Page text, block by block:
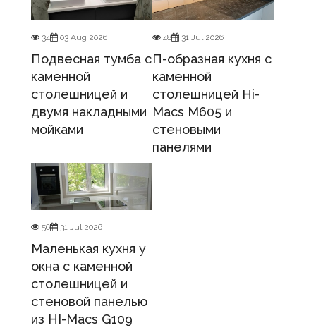
34 03 Aug 2026
Подвесная тумба с
каменной
столешницей и
двумя накладными
мойками
48 31 Jul 2026
П-образная кухня с
каменной
столешницей Hi-
Macs M605 и
стеновыми
панелями
56 31 Jul 2026
Маленькая кухня у
окна с каменной
столешницей и
стеновой панелью
из HI-Macs G109